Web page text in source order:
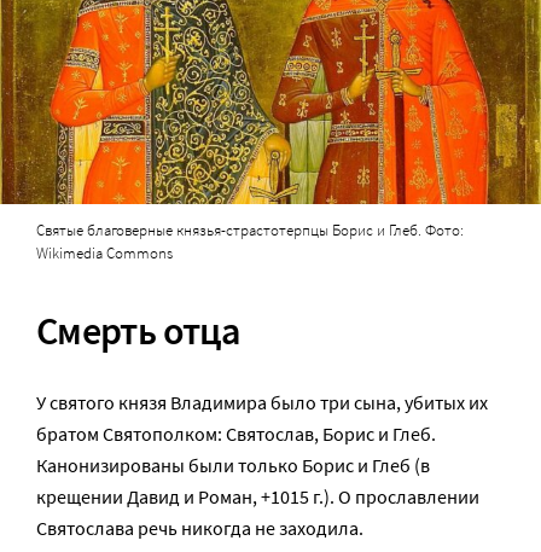
Святые благоверные князья-страстотерпцы Борис и Глеб. Фото:
Wikimedia Commons
Смерть отца
У святого князя Владимира было три сына, убитых их
братом Святополком: Святослав, Борис и Глеб.
Канонизированы были только Борис и Глеб (в
крещении Давид и Роман, +1015 г.). О прославлении
Святослава речь никогда не заходила.